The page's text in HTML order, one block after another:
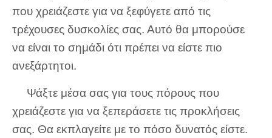
που χρειάζεστε για να ξεφύγετε από τις
τρέχουσες δυσκολίες σας. Αυτό θα μπορούσε
να είναι το σημάδι ότι πρέπει να είστε πιο
ανεξάρτητοι.
Ψάξτε μέσα σας για τους πόρους που
χρειάζεστε για να ξεπεράσετε τις προκλήσεις
σας. Θα εκπλαγείτε με το πόσο δυνατός είστε.